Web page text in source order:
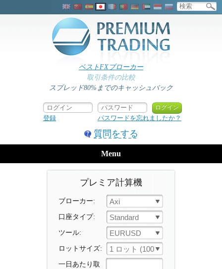
ベストFXブローカー
取引条件の比較
スプレッド80%までのキャッシュバック
登録 パスワードを忘れましたか？
質問をする
Menu
プレミア計算機
ブローカー: Axi
口座タイプ: Standard
ツール: EURUSD
ロットサイズ: 1 ロット (100 000 ユニット)
一日あたり取